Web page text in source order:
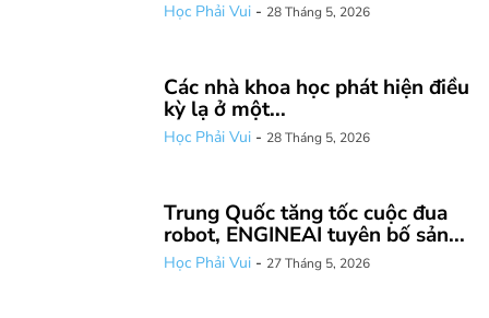
Học Phải Vui - 28 Tháng 5, 2026
Các nhà khoa học phát hiện điều
kỳ lạ ở một...
Học Phải Vui - 28 Tháng 5, 2026
Trung Quốc tăng tốc cuộc đua
robot, ENGINEAI tuyên bố sản...
Học Phải Vui - 27 Tháng 5, 2026